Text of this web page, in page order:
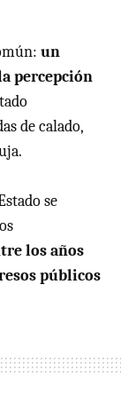
un
percepción
de calado,
se
los años
públicos